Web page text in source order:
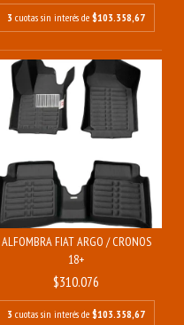
3 cuotas sin interés de $103.358,67
ALFOMBRA FIAT ARGO / CRONOS
18+
$310.076
3 cuotas sin interés de $103.358,67